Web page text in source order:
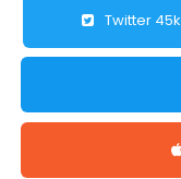
Twitter 45k